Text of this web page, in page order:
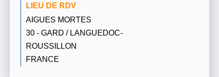
LIEU DE RDV
AIGUES MORTES
30 - GARD / LANGUEDOC-
ROUSSILLON
FRANCE